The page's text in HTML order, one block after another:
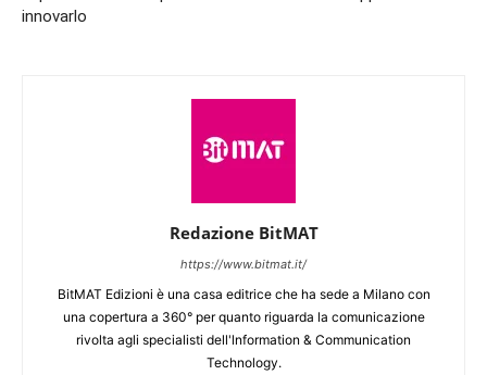
innovarlo
Redazione BitMAT
https://www.bitmat.it/
BitMAT Edizioni è una casa editrice che ha sede a Milano con
una copertura a 360° per quanto riguarda la comunicazione
rivolta agli specialisti dell'lnformation & Communication
Technology.